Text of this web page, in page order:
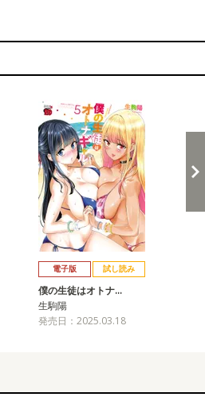
電子版 試し読み
僕の生徒はオトナ…
生駒陽
発売日：2025.03.18